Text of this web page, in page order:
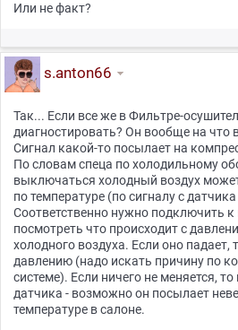
Или не факт?
s.anton66
Так... Если все же в Фильтре-
диагностировать? Он вообще на что
Сигнал какой-то посылает на
По словам спеца по холодильному
выключаться холодный воздух
по температуре (по сигналу с
Соответственно нужно подключить
посмотреть что происходит с
холодного воздуха. Если оно падает,
давлению (надо искать причину по
системе). Если ничего не меняется,
датчика - возможно он посылает
температуре в салоне.